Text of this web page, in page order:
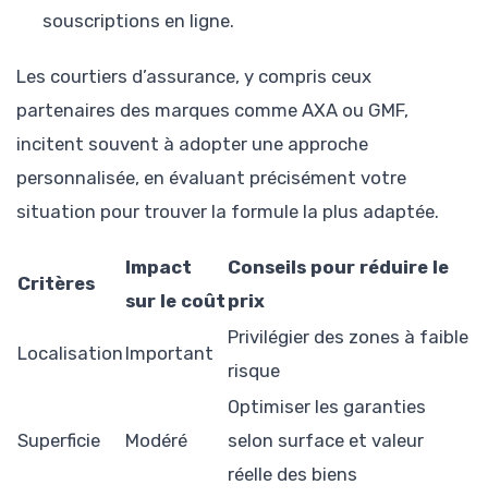
souscriptions en ligne.
Les courtiers d’assurance, y compris ceux
partenaires des marques comme AXA ou GMF,
incitent souvent à adopter une approche
personnalisée, en évaluant précisément votre
situation pour trouver la formule la plus adaptée.
Critères
Impact
sur le coût
Conseils pour réduire le
prix
Localisation Important
Privilégier des zones à faible
risque
Superficie Modéré
Optimiser les garanties
selon surface et valeur
réelle des biens